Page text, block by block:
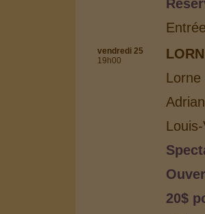
vendredi 25
19h00
Lorne
20$